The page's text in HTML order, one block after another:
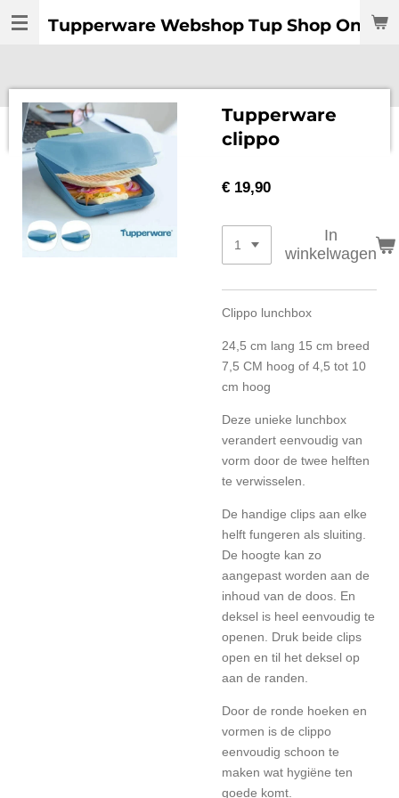
Ga
hoofdinhoud
Tupperware Webshop Tup Shop
Tupperware
clippo
€ 19,90
In
winkelwagen
Clippo lunchbox
24,5 cm lang 15 cm breed
7,5 CM hoog of 4,5 tot 10
cm hoog
Deze unieke lunchbox
verandert eenvoudig van
vorm door de twee helften
te verwisselen.
De handige clips aan elke
helft fungeren als sluiting.
De hoogte kan zo
aangepast worden aan de
inhoud van de doos. En
deksel is heel eenvoudig te
openen. Druk beide clips
open en til het deksel op
aan de randen.
Door de ronde hoeken en
vormen is de clippo
eenvoudig schoon te
maken wat hygiëne ten
goede komt.